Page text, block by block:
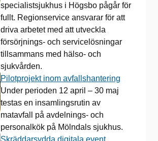
specialistsjukhus i Högsbo pågår för
fullt. Regionservice ansvarar för att
driva arbetet med att utveckla
försörjnings- och servicelösningar
tillsammans med hälso- och
sjukvården.
Pilotprojekt inom avfallshantering
Under perioden 12 april – 30 maj
testas en insamlingsrutin av
matavfall på avdelnings- och
personalkök på Mölndals sjukhus.
Skräddarsydda digitala event